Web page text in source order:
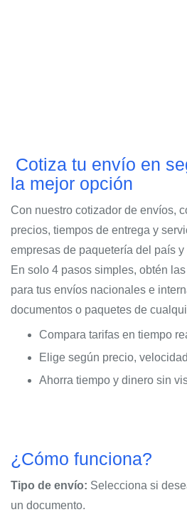
Cotiza tu envío en
la mejor opción
Con nuestro cotizador de envíos,
precios, tiempos de entrega y
empresas de paquetería del país y
En solo 4 pasos simples, obtén
para tus envíos nacionales e
documentos o paquetes de
Compara tarifas en tiempo
Elige según precio,
Ahorra tiempo y dinero sin
¿Cómo funciona?
Tipo de envío: Selecciona si
un documento.